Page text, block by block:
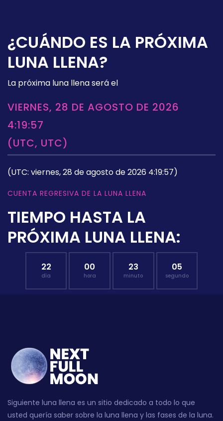
¿CUÁNDO ES LA PRÓXIMA
LUNA LLENA?
La próxima luna llena será el
VIERNES, 28 DE AGOSTO DE 2026
4:19:57
(UTC, UTC)
(UTC: viernes, 28 de agosto de 2026 4:19:57)
CUENTA REGRESIVA DE LA LUNA LLENA
TIEMPO HASTA LA
PRÓXIMA LUNA LLENA:
22
día
00
hora
23
minuto
04
segundo
Siguiente luna llena es un sitio dedicado a todo lo que
usted quería saber sobre la luna llena y las fases de la luna.